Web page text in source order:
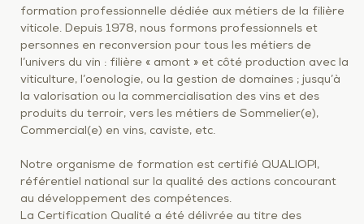
formation professionnelle dédiée aux métiers de la filière
viticole. Depuis 1978, nous formons professionnels et
personnes en reconversion pour tous les métiers de
l’univers du vin : filière « amont » et côté production avec la
viticulture, l’oenologie, ou la gestion de domaines ; jusqu’à
la valorisation ou la commercialisation des vins et des
produits du terroir, vers les métiers de Sommelier(e),
Commercial(e) en vins, caviste, etc.
Notre organisme de formation est certifié QUALIOPI,
référentiel national sur la qualité des actions concourant
au développement des compétences.
La Certification Qualité a été délivrée au titre des